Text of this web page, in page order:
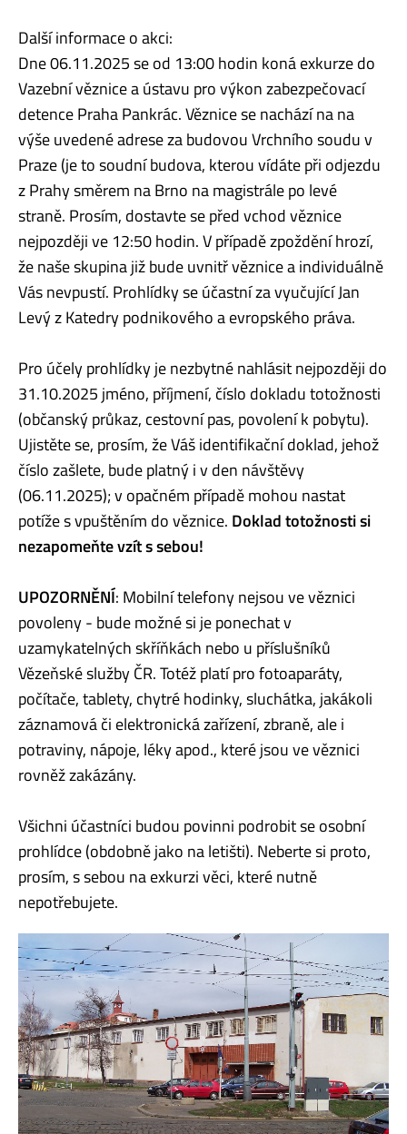
Další informace o akci:
Dne 06.11.2025 se od 13:00 hodin koná exkurze do
Vazební věznice a ústavu pro výkon zabezpečovací
detence Praha Pankrác. Věznice se nachází na na
výše uvedené adrese za budovou Vrchního soudu v
Praze (je to soudní budova, kterou vídáte při odjezdu
z Prahy směrem na Brno na magistrále po levé
straně. Prosím, dostavte se před vchod věznice
nejpozději ve 12:50 hodin. V případě zpoždění hrozí,
že naše skupina již bude uvnitř věznice a individuálně
Vás nevpustí. Prohlídky se účastní za vyučující Jan
Levý z Katedry podnikového a evropského práva.
Pro účely prohlídky je nezbytné nahlásit nejpozději do
31.10.2025 jméno, příjmení, číslo dokladu totožnosti
(občanský průkaz, cestovní pas, povolení k pobytu).
Ujistěte se, prosím, že Váš identifikační doklad, jehož
číslo zašlete, bude platný i v den návštěvy
(06.11.2025); v opačném případě mohou nastat
potíže s vpuštěním do věznice. Doklad totožnosti si
nezapomeňte vzít s sebou!
UPOZORNĚNÍ: Mobilní telefony nejsou ve věznici
povoleny - bude možné si je ponechat v
uzamykatelných skříňkách nebo u příslušníků
Vězeňské služby ČR. Totéž platí pro fotoaparáty,
počítače, tablety, chytré hodinky, sluchátka, jakákoli
záznamová či elektronická zařízení, zbraně, ale i
potraviny, nápoje, léky apod., které jsou ve věznici
rovněž zakázány.
Všichni účastníci budou povinni podrobit se osobní
prohlídce (obdobně jako na letišti). Neberte si proto,
prosím, s sebou na exkurzi věci, které nutně
nepotřebujete.